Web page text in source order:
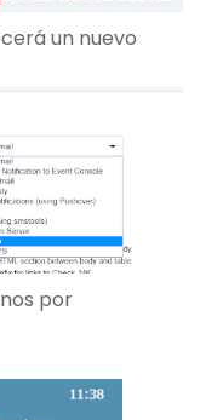
un nuevo
por